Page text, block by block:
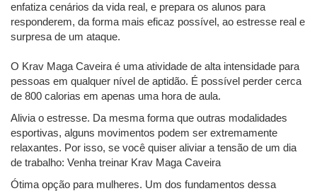
enfatiza cenários da vida real, e prepara os alunos para
responderem, da forma mais eficaz possível, ao estresse real e
surpresa de um ataque.
O Krav Maga Caveira é uma atividade de alta intensidade para
pessoas em qualquer nível de aptidão. É possível perder cerca
de 800 calorias em apenas uma hora de aula.
Alivia o estresse. Da mesma forma que outras modalidades
esportivas, alguns movimentos podem ser extremamente
relaxantes. Por isso, se você quiser aliviar a tensão de um dia
de trabalho: Venha treinar Krav Maga Caveira
Ótima opção para mulheres. Um dos fundamentos dessa